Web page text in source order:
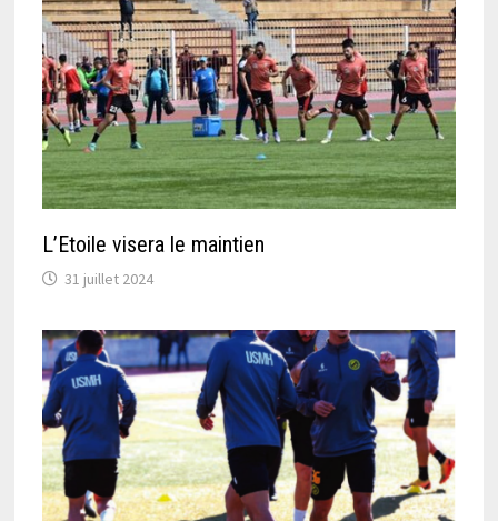
L’Etoile visera le maintien
31 juillet 2024